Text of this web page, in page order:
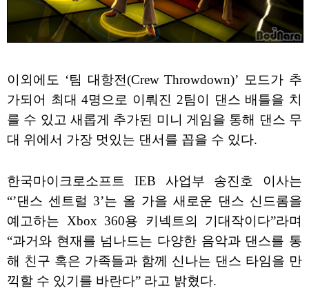
이외에도 ‘팀 대항전(Crew Throwdown)’ 모드가 추
가되어 최대 4명으로 이뤄진 2팀이 댄스 배틀을 치
를 수 있고 새롭게 추가된 미니 게임을 통해 댄스 무
대 위에서 가장 멋있는 댄서를 꼽을 수 있다.
한국마이크로소프트 IEB 사업부 송진호 이사는
“’댄스 센트럴 3’는 올 가을 새로운 댄스 신드롬을
예고하는 Xbox 360용 키넥트의 기대작이다”라며
“과거와 현재를 넘나드는 다양한 음악과 댄스를 통
해 친구 혹은 가족들과 함께 신나는 댄스 타임을 만
끽할 수 있기를 바란다” 라고 밝혔다.